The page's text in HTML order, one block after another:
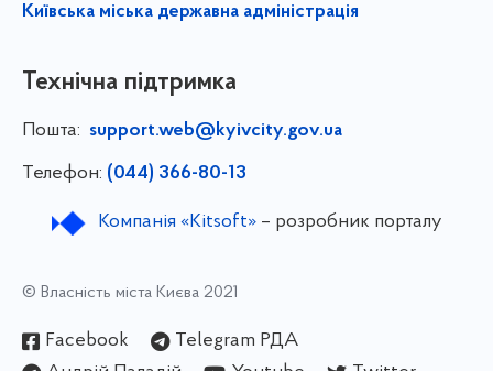
Київська міська державна адміністрація
Технічна підтримка
Пошта: support.web@kyivcity.gov.ua
Телефон: (044) 366-80-13
Компанія «Kitsoft»– розробник порталу
© Власність міста Києва 2021
Facebook
Telegram РДА